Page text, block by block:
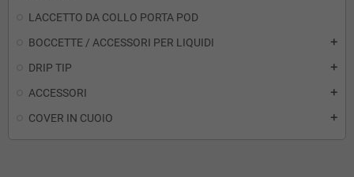
LACCETTO DA COLLO PORTA POD
BOCCETTE / ACCESSORI PER LIQUIDI
add
DRIP TIP add
ACCESSORI add
COVER IN CUOIO add